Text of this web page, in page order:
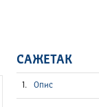
САЖЕТАК
Опис